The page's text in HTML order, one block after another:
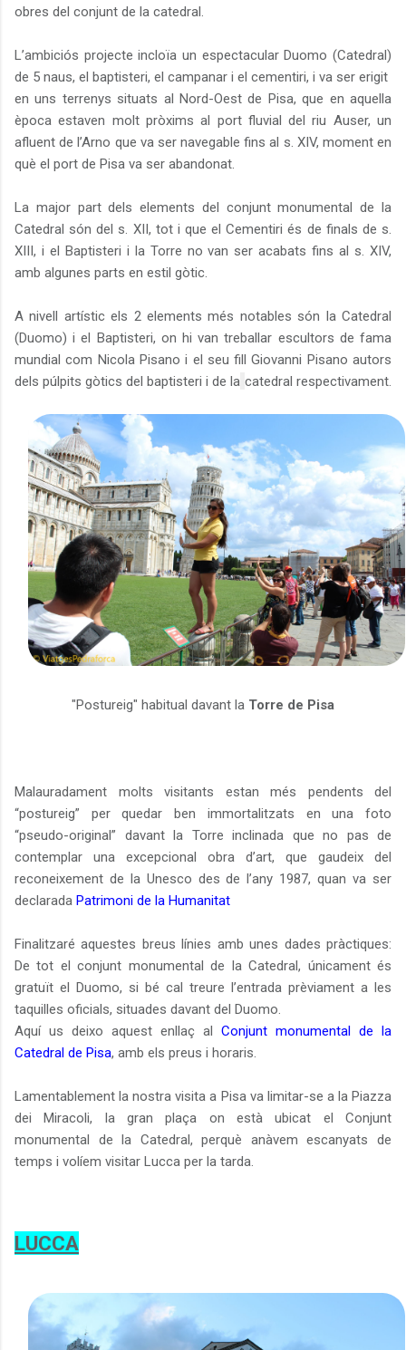
obres del conjunt de la catedral.
L’ambiciós projecte incloïa un espectacular Duomo (Catedral)
de 5 naus, el baptisteri, el campanar i el cementiri, i va ser erigit
en uns terrenys situats al Nord-Oest de Pisa, que en aquella
època estaven molt pròxims al port fluvial del riu Auser, un
afluent de l’Arno que va ser navegable fins al s. XIV, moment en
què el port de Pisa va ser abandonat.
La major part dels elements del conjunt monumental de la
Catedral són del s. XII, tot i que el Cementiri és de finals de s.
XIII, i el Baptisteri i la Torre no van ser acabats fins al s. XIV,
amb algunes parts en estil gòtic.
A nivell artístic els 2 elements més notables són la Catedral
(Duomo) i el Baptisteri, on hi van treballar escultors de fama
mundial com Nicola Pisano i el seu fill Giovanni Pisano autors
dels púlpits gòtics del baptisteri i de la catedral respectivament.
"Postureig" habitual davant la Torre de Pisa
Malauradament molts visitants estan més pendents del
“postureig” per quedar ben immortalitzats en una foto
“pseudo-original” davant la Torre inclinada que no pas de
contemplar una excepcional obra d’art, que gaudeix del
reconeixement de la Unesco des de l’any 1987, quan va ser
declarada Patrimoni de la Humanitat
Finalitzaré aquestes breus línies amb unes dades pràctiques:
De tot el conjunt monumental de la Catedral, únicament és
gratuït el Duomo, si bé cal treure l’entrada prèviament a les
taquilles oficials, situades davant del Duomo.
Aquí us deixo aquest enllaç al Conjunt monumental de la
Catedral de Pisa, amb els preus i horaris.
Lamentablement la nostra visita a Pisa va limitar-se a la Piazza
dei Miracoli, la gran plaça on està ubicat el Conjunt
monumental de la Catedral, perquè anàvem escanyats de
temps i volíem visitar Lucca per la tarda.
LUCCA